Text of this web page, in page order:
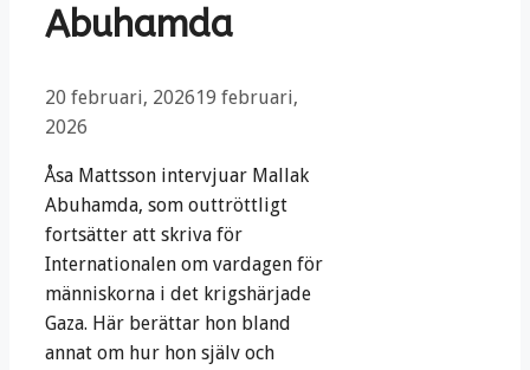
Abuhamda
20 februari, 202619 februari,
2026
Åsa Mattsson intervjuar Mallak
Abuhamda, som outtröttligt
fortsätter att skriva för
Internationalen om vardagen för
människorna i det krigshärjade
Gaza. Här berättar hon bland
annat om hur hon själv och